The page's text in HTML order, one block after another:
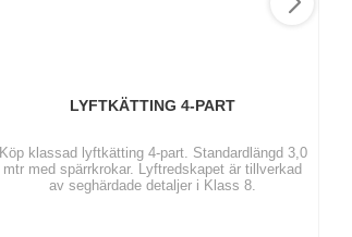
LYFTKÄTTING 4-PART
Köp klassad lyftkätting 4-part. Standardlängd 3,0
mtr med spärrkrokar. Lyftredskapet är tillverkad
av seghärdade detaljer i Klass 8.